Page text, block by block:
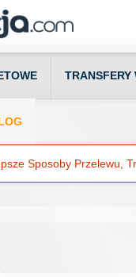
TRANSFERY
Sposoby Przelewu,